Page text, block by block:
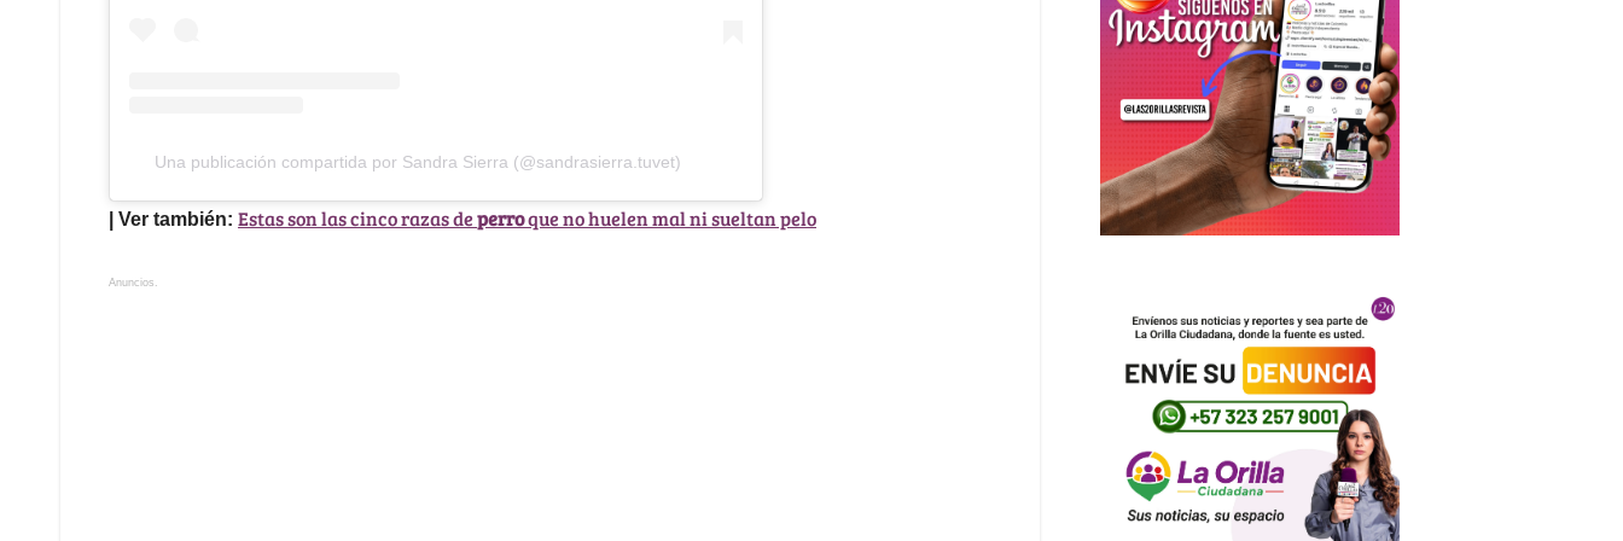
Una publicación compartida por Sandra Sierra (@sandrasierra.tuvet)
| Ver también: Estas son las cinco razas deperroque no huelen mal ni sueltan pelo
Anuncios.